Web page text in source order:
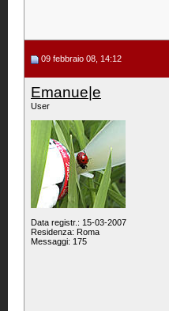
09 febbraio 08, 14:12
Emanue|e
User
Data registr.: 15-03-2007
Residenza: Roma
Messaggi: 175